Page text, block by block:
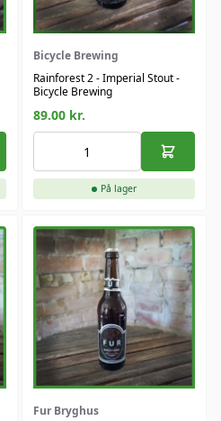
Bicycle Brewing
Rainforest 2 - Imperial Stout -
Bicycle Brewing
89.00 kr.
På lager
Fur Bryghus